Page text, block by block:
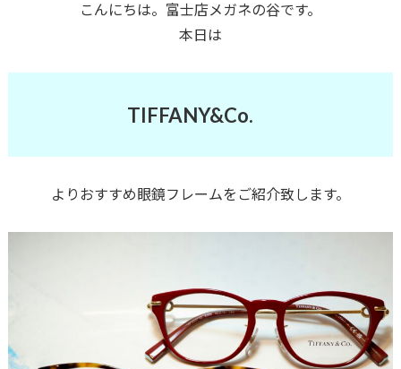
こんにちは。富士店メガネの谷です。
本日は
TIFFANY&Co.
よりおすすめ眼鏡フレームをご紹介致します。